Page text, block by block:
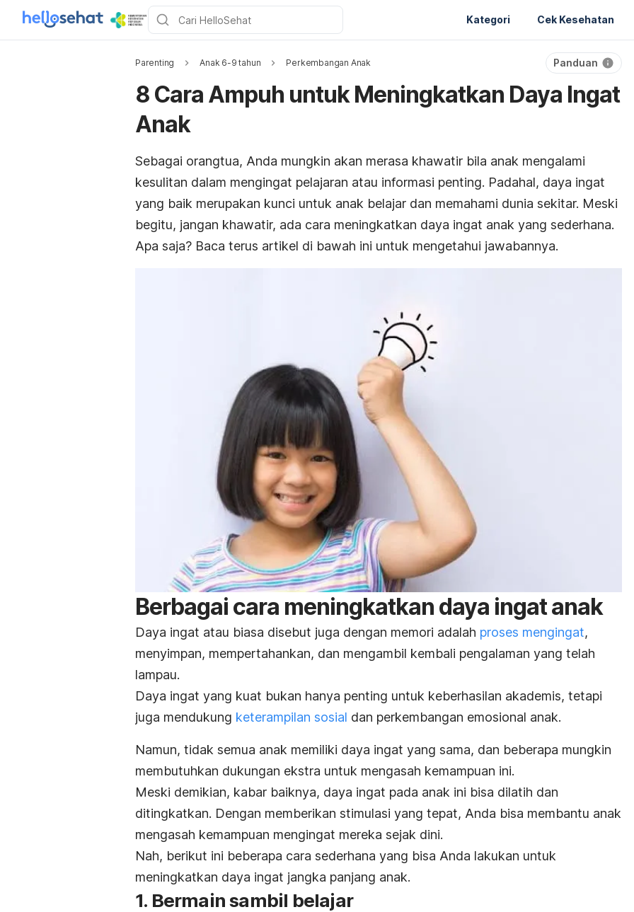
Kategori Cek Kesehatan
Parenting Anak 6-9 tahun Perkembangan Anak Panduan
8 Cara Ampuh untuk Meningkatkan Daya Ingat
Anak
Sebagai orangtua, Anda mungkin akan merasa khawatir bila anak mengalami
kesulitan dalam mengingat pelajaran atau informasi penting. Padahal, daya ingat
yang baik merupakan kunci untuk anak belajar dan memahami dunia sekitar. Meski
begitu, jangan khawatir, ada cara meningkatkan daya ingat anak yang sederhana.
Apa saja? Baca terus artikel di bawah ini untuk mengetahui jawabannya.
Berbagai cara meningkatkan daya ingat anak
Daya ingat atau biasa disebut juga dengan memori adalah proses mengingat,
menyimpan, mempertahankan, dan mengambil kembali pengalaman yang telah
lampau.
Daya ingat yang kuat bukan hanya penting untuk keberhasilan akademis, tetapi
juga mendukung keterampilan sosial dan perkembangan emosional anak.
Namun, tidak semua anak memiliki daya ingat yang sama, dan beberapa mungkin
membutuhkan dukungan ekstra untuk mengasah kemampuan ini.
Meski demikian, kabar baiknya, daya ingat pada anak ini bisa dilatih dan
ditingkatkan. Dengan memberikan stimulasi yang tepat, Anda bisa membantu anak
mengasah kemampuan mengingat mereka sejak dini.
Nah, berikut ini beberapa cara sederhana yang bisa Anda lakukan untuk
meningkatkan daya ingat jangka panjang anak.
1. Bermain sambil belajar